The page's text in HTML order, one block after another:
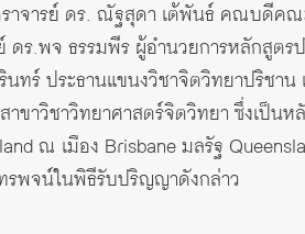
าจารย์ ดร. ณัฐสุดา เต้พันธ์ คณบดีค
ร.พจ ธรรมพีร ผู้อำนวยการหลักสูตร
นทร์ ประธานแขนงวิชาจิตวิทยาปริช
ขาวิชาวิทยาศาสตร์จิตวิทยา ซึ่งเป็น
ณ เมือง Brisbane มลรัฐ
รพจน์ในพิธีรับปริญญาดังกล่าว